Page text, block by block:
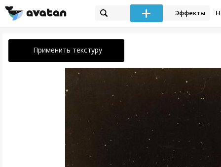
Эффекты
Применить текстуру